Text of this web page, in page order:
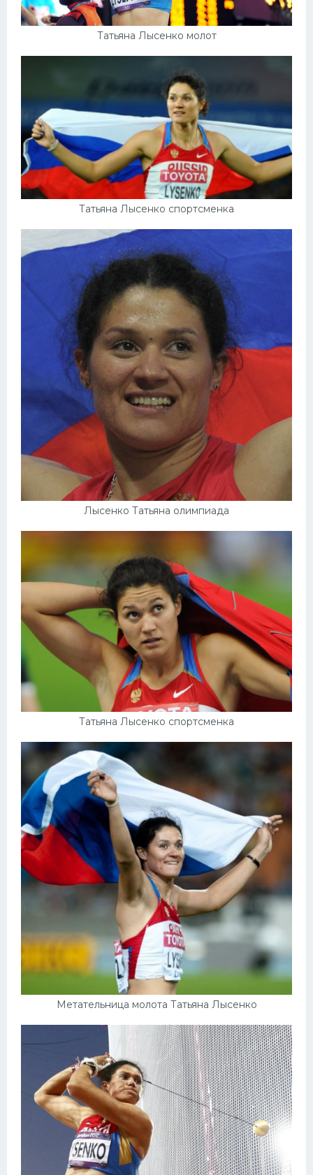
Татьяна Лысенко молот
Татьяна Лысенко спортсменка
Лысенко Татьяна олимпиада
Татьяна Лысенко спортсменка
Метательница молота Татьяна Лысенко